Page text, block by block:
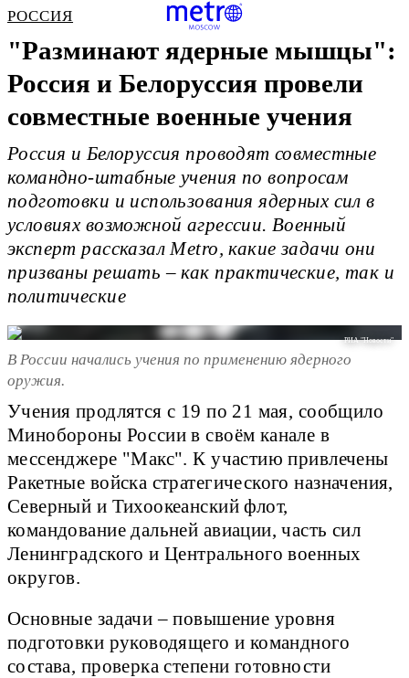
РОССИЯ
"Разминают ядерные мышцы":
Россия и Белоруссия провели
совместные военные учения
Россия и Белоруссия проводят совместные
командно-штабные учения по вопросам
подготовки и использования ядерных сил в
условиях возможной агрессии. Военный
эксперт рассказал Metro, какие задачи они
призваны решать – как практические, так и
политические
РИА "Новости"
В России начались учения по применению ядерного
оружия.
Учения продлятся с 19 по 21 мая, сообщило
Минобороны России в своём канале в
мессенджере "Макс". К участию привлечены
Ракетные войска стратегического назначения,
Северный и Тихоокеанский флот,
командование дальней авиации, часть сил
Ленинградского и Центрального военных
округов.
Основные задачи – повышение уровня
подготовки руководящего и командного
состава, проверка степени готовности